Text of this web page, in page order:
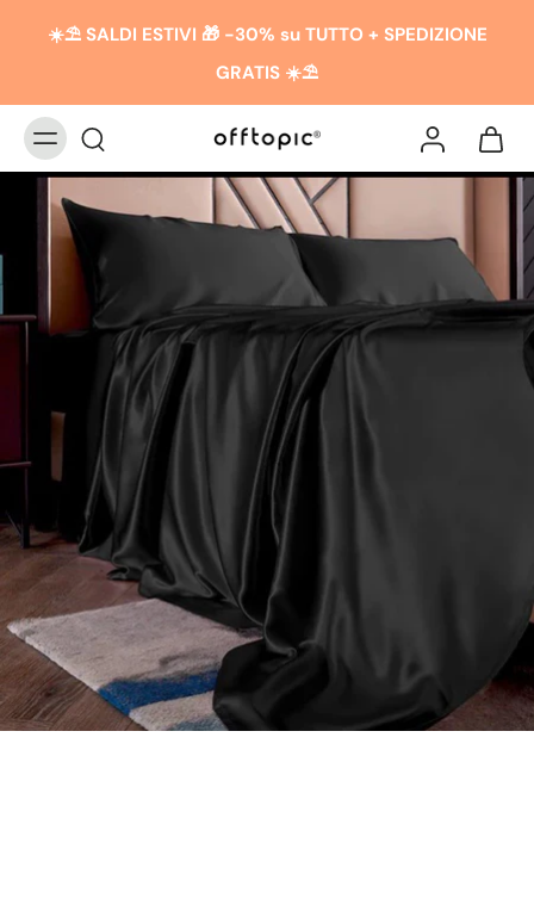
☀️​​⛱️ SALDI ESTIVI 🎁 -30% su TUTTO + SPEDIZIONE
GRATIS ☀️​​⛱️